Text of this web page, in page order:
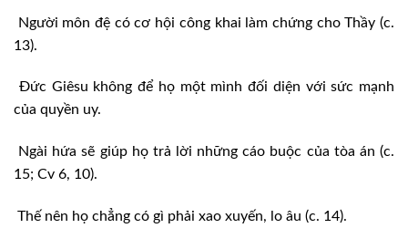
Người môn đệ có cơ hội công khai làm chứng cho Thầy (c.
13).
Đức Giêsu không để họ một mình đối diện với sức mạnh
của quyền uy.
Ngài hứa sẽ giúp họ trả lời những cáo buộc của tòa án (c.
15; Cv 6, 10).
Thế nên họ chẳng có gì phải xao xuyến, lo âu (c. 14).